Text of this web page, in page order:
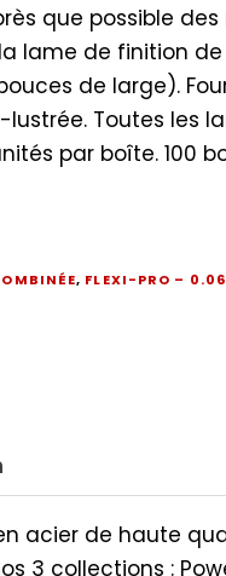
que possible des
lame de finition
de large).
Toutes les
par boîte. 100
, FLEXI-PRO –
acier de haute
3 collections :